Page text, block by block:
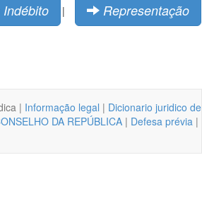
| Representação
| Informação legal | Dicionario juridico de
DA REPÚBLICA | Defesa prévia |